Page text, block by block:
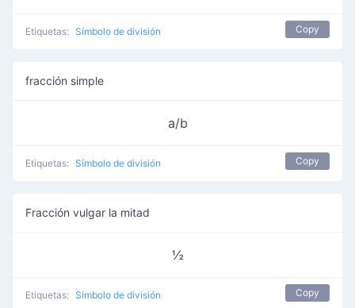
Etiquetas: Símbolo de división Copy
fracción simple
a/b
Etiquetas: Símbolo de división Copy
Fracción vulgar la mitad
½
Etiquetas: Símbolo de división Copy